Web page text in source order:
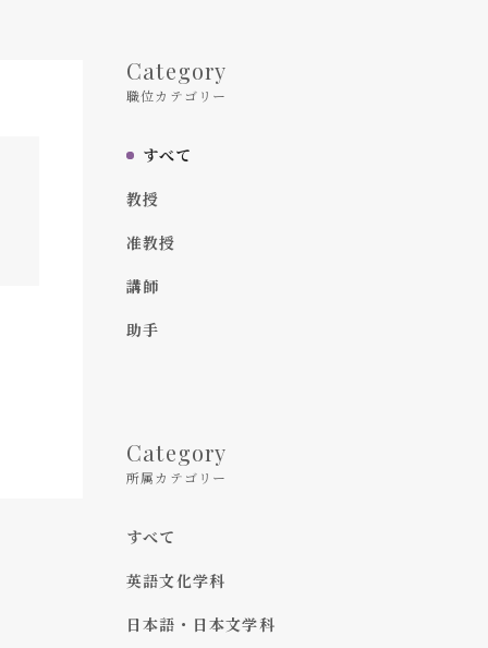
Category
職位カテゴリー
すべて
教授
准教授
講師
助手
Category
所属カテゴリー
すべて
英語文化学科
日本語・日本文学科